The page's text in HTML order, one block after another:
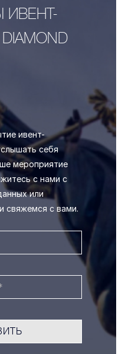
ИВЕНТ-
ивент-
себя
мероприятие
с нами с
или
свяжемся с вами.